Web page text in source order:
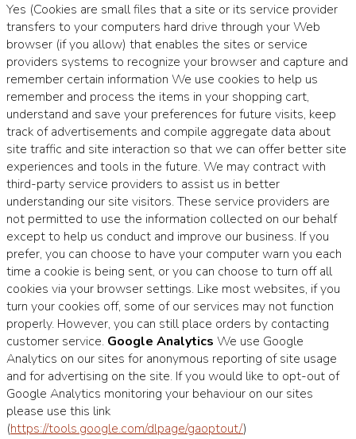
Yes (Cookies are small files that a site or its service provider
transfers to your computers hard drive through your Web
browser (if you allow) that enables the sites or service
providers systems to recognize your browser and capture and
remember certain information We use cookies to help us
remember and process the items in your shopping cart,
understand and save your preferences for future visits, keep
track of advertisements and compile aggregate data about
site traffic and site interaction so that we can offer better site
experiences and tools in the future. We may contract with
third-party service providers to assist us in better
understanding our site visitors. These service providers are
not permitted to use the information collected on our behalf
except to help us conduct and improve our business. If you
prefer, you can choose to have your computer warn you each
time a cookie is being sent, or you can choose to turn off all
cookies via your browser settings. Like most websites, if you
turn your cookies off, some of our services may not function
properly. However, you can still place orders by contacting
customer service. Google Analytics We use Google
Analytics on our sites for anonymous reporting of site usage
and for advertising on the site. If you would like to opt-out of
Google Analytics monitoring your behaviour on our sites
please use this link
(https://tools.google.com/dlpage/gaoptout/)